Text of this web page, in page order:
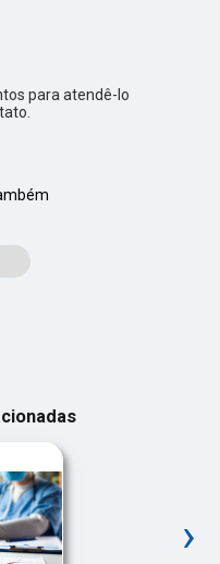
para atendê-lo
›